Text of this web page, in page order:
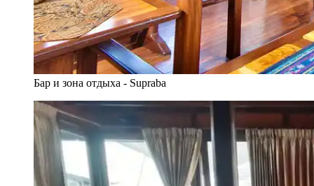
Бар и зона отдыха - Supraba